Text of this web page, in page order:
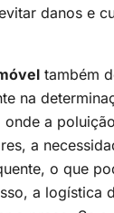
danos e
também
na
onde a
a
o que
a logística